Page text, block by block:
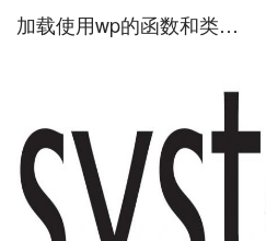
加载使用wp的函数和类…